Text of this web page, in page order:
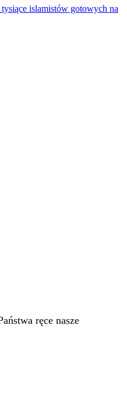
islamistów gotowych na
ręce nasze